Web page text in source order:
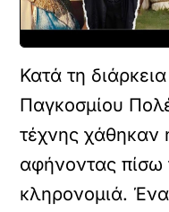
Κατά τη
Παγκοσμίου
τέχνης χάθηκαν
αφήνοντας πίσω
κληρονομιά.